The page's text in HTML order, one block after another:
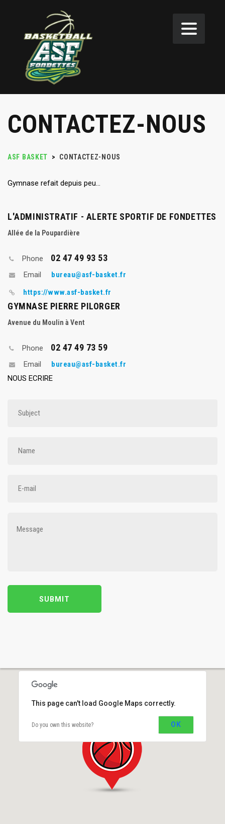
CONTACTEZ-NOUS
ASF BASKET > CONTACTEZ-NOUS
Gymnase refait depuis peu…
L'ADMINISTRATIF - ALERTE SPORTIF DE FONDETTES
Allée de la Poupardière
Phone 02 47 49 93 53
Email
bureau@asf-basket.fr
https://www.asf-basket.fr
GYMNASE PIERRE PILORGER
Avenue du Moulin à Vent
Phone 02 47 49 73 59
Email
bureau@asf-basket.fr
NOUS ECRIRE
This page can't load Google Maps correctly.
Do you own this website? OK